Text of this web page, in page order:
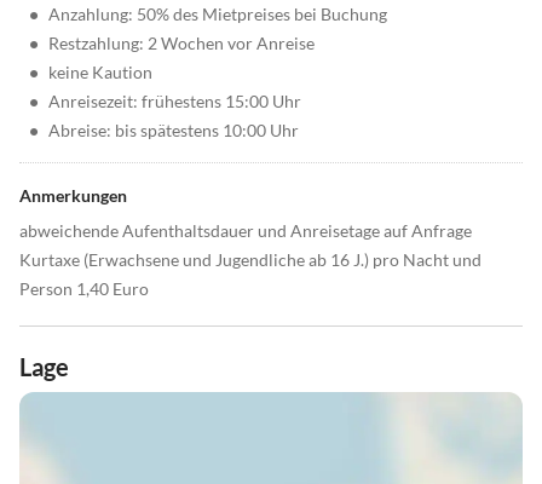
• Anzahlung: 50% des Mietpreises bei Buchung
• Restzahlung: 2 Wochen vor Anreise
• keine Kaution
• Anreisezeit: frühestens 15:00 Uhr
• Abreise: bis spätestens 10:00 Uhr
Anmerkungen
abweichende Aufenthaltsdauer und Anreisetage auf Anfrage
Kurtaxe (Erwachsene und Jugendliche ab 16 J.) pro Nacht und
Person 1,40 Euro
Lage